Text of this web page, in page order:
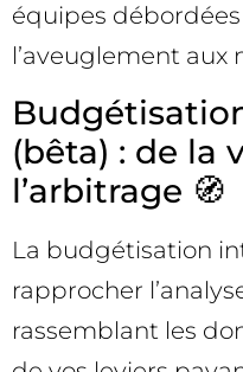
équipes
l’aveuglement aux
(bêta) : de la
l’arbitrage 🧭
La budgétisation
rapprocher
rassemblant les